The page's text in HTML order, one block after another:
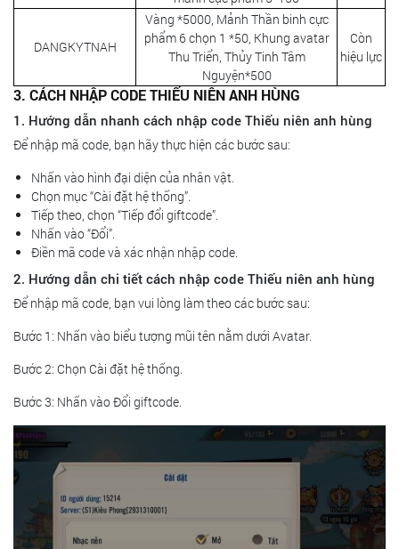
DANGKYTNAH
Vàng *5000, Mảnh Thần binh cực
phẩm 6 chọn 1 *50, Khung avatar
Thu Triển, Thủy Tinh Tâm
Nguyện*500
Còn
hiệu lực
3. CÁCH NHẬP CODE THIẾU NIÊN ANH HÙNG
1. Hướng dẫn nhanh cách nhập code Thiếu niên anh hùng
Để nhập mã code, bạn hãy thực hiện các bước sau:
Nhấn vào hình đại diện của nhân vật.
Chọn mục “Cài đặt hệ thống”.
Tiếp theo, chọn “Tiếp đổi giftcode”.
Nhấn vào “Đổi”.
Điền mã code và xác nhận nhập code.
2. Hướng dẫn chi tiết cách nhập code Thiếu niên anh hùng
Để nhập mã code, bạn vui lòng làm theo các bước sau:
Bước 1: Nhấn vào biểu tượng mũi tên nằm dưới Avatar.
Bước 2: Chọn Cài đặt hệ thống.
Bước 3: Nhấn vào Đổi giftcode.